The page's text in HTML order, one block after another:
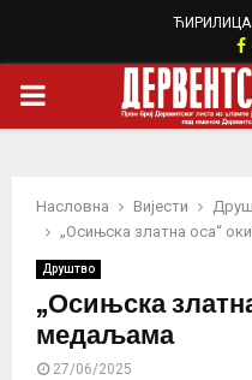
ЋИРИЛИЦА
PRIMARY
Насловна Вијести
„Осињска златна оса“
Друштво
„Осињска
медаљама
27/06/2025